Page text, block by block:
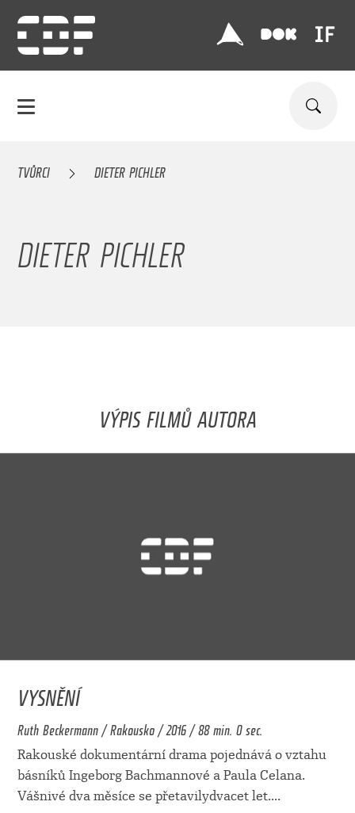
TVŮRCI DIETER PICHLER
DIETER PICHLER
VÝPIS FILMŮ AUTORA
VYSNĚNÍ
Ruth Beckermann / Rakousko / 2016 / 88 min. 0 sec.
Rakouské dokumentární drama pojednává o vztahu
básníků Ingeborg Bachmannové a Paula Celana.
Vášnivé dva měsíce se přetavilydvacet let....